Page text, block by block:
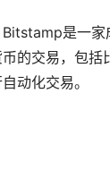
Bitstamp是一家
币的交易，包
动化交易。